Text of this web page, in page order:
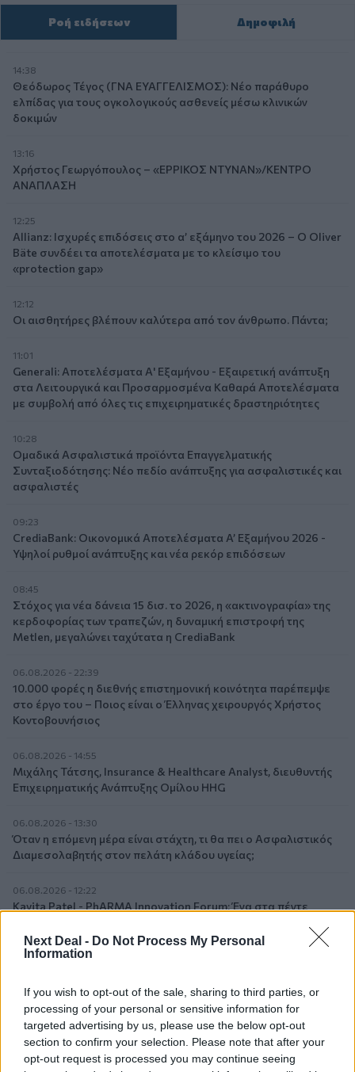
Next Deal - Do Not Process My Personal
Information
If you wish to opt-out of the sale, sharing to third parties, or
processing of your personal or sensitive information for
targeted advertising by us, please use the below opt-out
section to confirm your selection. Please note that after your
opt-out request is processed you may continue seeing
Ροή ειδήσεων Δημοφιλή
14:38
Θεόδωρος Τέγος (ΓΝΑ ΕΥΑΓΓΕΛΙΣΜΟΣ): Νέο παράθυρο
ελπίδας για τους ογκολογικούς ασθενείς μέσω κλινικών
δοκιμών
13:16
Χρήστος Γεωργόπουλος – «ΕΡΡΙΚΟΣ ΝΤΥΝΑΝ»/ΚΕΝΤΡΟ
ΑΝΑΠΛΑΣΗ
12:25
Allianz: Ισχυρές επιδόσεις στο α’ εξάμηνο του 2026 – Ο Oliver
Bäte συνδέει τα αποτελέσματα με το κλείσιμο του
«protection gap»
12:12
Οι αισθητήρες βλέπουν καλύτερα από τον άνθρωπο. Πάντα;
11:01
Generali: Αποτελέσματα Α' Εξαμήνου - Εξαιρετική ανάπτυξη
στα Λειτουργικά και Προσαρμοσμένα Καθαρά Αποτελέσματα
με συμβολή από όλες τις επιχειρηματικές δραστηριότητες
10:28
Ομαδικά Ασφαλιστικά προϊόντα Επαγγελματικής
Συνταξιοδότησης: Νέο πεδίο ανάπτυξης για ασφαλιστικές και
ασφαλιστές
09:23
CrediaBank: Οικονομικά Αποτελέσματα A’ Εξαμήνου 2026 -
Υψηλοί ρυθμοί ανάπτυξης και νέα ρεκόρ επιδόσεων
08:45
Στόχος για νέα δάνεια 15 δισ. το 2026, η «ακτινογραφία» της
κερδοφορίας των τραπεζών, η δυναμική επιστροφή της
Metlen, μεγαλώνει ταχύτατα η CrediaBank
06.08.2026 - 22:39
10.000 φορές η διεθνής επιστημονική κοινότητα παρέπεμψε
στο έργο του – Ποιος είναι ο Έλληνας χειρουργός Χρήστος
Κοντοβουνήσιος
06.08.2026 - 14:55
Μιχάλης Τάτσης, Insurance & Healthcare Analyst, διευθυντής
Επιχειρηματικής Ανάπτυξης Ομίλου HHG
06.08.2026 - 13:30
Όταν η επόμενη μέρα είναι στάχτη, τι θα πει ο Ασφαλιστικός
Διαμεσολαβητής στον πελάτη κλάδου υγείας;
06.08.2026 - 12:22
Kavita Patel - PhARMA Innovation Forum: Ένα στα πέντε
06.08.2026 - 11:37
ζητούν οι έμποροι από την Κυβέρνηση
06.08.2026 - 10:45
Ευρώπη: Μπορεί η κλιματική αλλαγή να οδηγήσει σε
ενεργειακή κρίση;